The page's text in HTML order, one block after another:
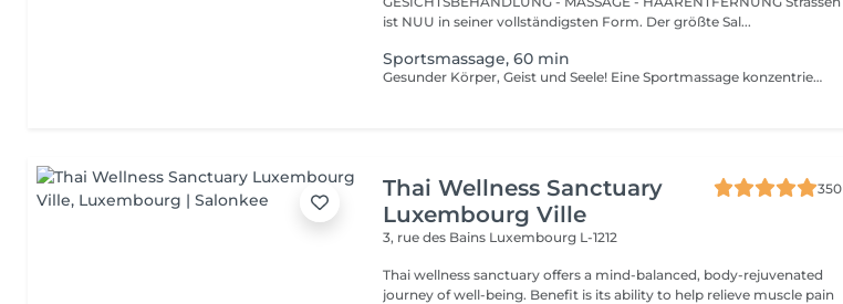
ist NUU in seiner vollständigsten Form. Der größte Sal...
Sportsmassage, 60 min
Gesunder Körper, Geist und Seele! Eine Sportmassage konzentriert sich darauf, die Durchblutung zu verbessern, die Gewebegeschmeidigkeit zu erhöhen und die Muskelspannung zu reduzieren. Sportmassage wird auch verwendet, um verspannte Muskeln zu lösen. Muskelspannung kann die Flexibilität einschränken, Schmerzen erhöhen und zukünftige Verletzungen verursachen. Sportmassage hilft, Muskelverspannungen zu lösen. Vorteile einer Sportmassage: - verbessert die Flexibilität - reduziert Muskelschmerzen - verhindert Verletzungen Wie wird eine Sportmassage durchgeführt? - Kopf und Nacken werden massiert - Schultern und Rücken werden massiert - Hände und Arme werden massiert - Füße und Beine werden massiert - Bauch wird massiert Altersbeschränkungen: es gibt keine Altersbeschränkungen für dieses Verfahren. Empfehlungen nach dem Verfahren: treiben Sie 2-3 Stunden nach dem Eingriff keinen Sport und machen Sie keine scharfen Bewegungen. Häufigkeit: 1-2 Mal pro Woche, insgesamt 10 Mal. Wiederholen Sie dies alle 3-6 Monate.
Thai Wellness Sanctuary
Luxembourg Ville
350
3, rue des Bains Luxembourg L-1212
Thai wellness sanctuary offers a mind-balanced, body-rejuvenated
journey of well-being. Benefit is its ability to help relieve muscle pain